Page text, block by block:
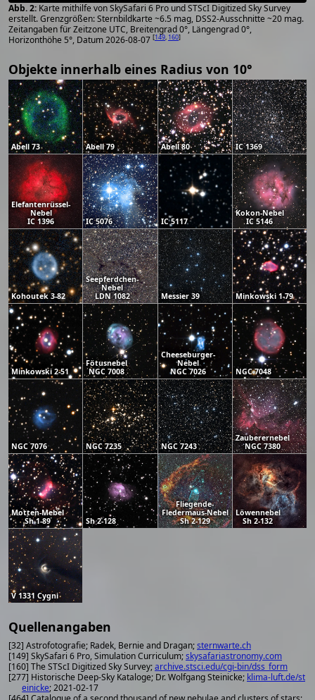
Karte mithilfe von SkySafari 6 Pro und STScI Digitized Sky Survey
erstellt. Grenzgrößen: Sternbildkarte ~6.5 mag, DSS2-Ausschnitte ~20 mag.
Zeitangaben für Zeitzone UTC, Breitengrad 0°, Längengrad 0°,
Horizonthöhe 5°, Datum 2026-08-07 [149, 160]
Objekte innerhalb eines Radius von 10°
Abell 73 Abell 79 Abell 80 IC 1369
Elefantenrüssel-
Nebel
IC 1396
IC 5076 IC 5117
Kokon-Nebel
IC 5146
Kohoutek 3-82
Seepferdchen-
Nebel
LDN 1082
Messier 39 Minkowski 1-79
Minkowski 2-51
Fötusnebel
NGC 7008
Cheeseburger-
Nebel
NGC 7026
NGC 7048
NGC 7076 NGC 7235 NGC 7243
Zauberernebel
NGC 7380
Motten-Mebel
Sh 1-89
Sh 2-128
Fliegende-
Fledermaus-Nebel
Sh 2-129
Löwennebel
Sh 2-132
V 1331 Cygni
Quellenangaben
[32] Astrofotografie; Radek, Bernie and Dragan;sternwarte.ch
[149] SkySafari 6 Pro, Simulation Curriculum;skysafariastronomy.com
[160] The STScI Digitized Sky Survey;archive.stsci.edu/cgi-bin/dss_form
[277] Historische Deep-Sky Kataloge; Dr. Wolfgang Steinicke; klima-luft.de/st
einicke; 2021-02-17